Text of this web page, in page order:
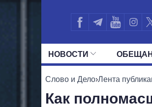
НОВОСТИ
ВСЕ
Слово и Дело›Лента
Как